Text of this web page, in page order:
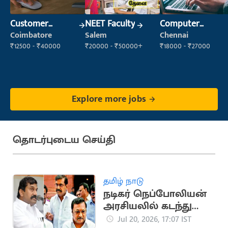
Customer
Support Officer
Coimbatore
₹12500 - ₹40000
NEET Faculty
Salem
₹20000 - ₹50000+
Computer
Operator
Chennai
₹18000 - ₹27000
Explore more jobs
தொடர்புடைய செய்தி
தமிழ் நாடு
நடிகர் நெப்போலியன்
அரசியலில் கடந்து
வந்த முக்கிய
Jul 20, 2026, 17:07 IST